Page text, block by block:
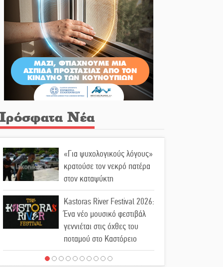
Νέα
«Για ψυχολογικούς λόγους»
κρατούσε τον νεκρό πατέρα
στον καταψύκτη
Kastoras River Festival 2026:
Ένα νέο μουσικό φεστιβάλ
γεννιέται στις όχθες του
ποταμού στο Καστόρειο
Τα ζάρια παίρνουν «φωτιά»